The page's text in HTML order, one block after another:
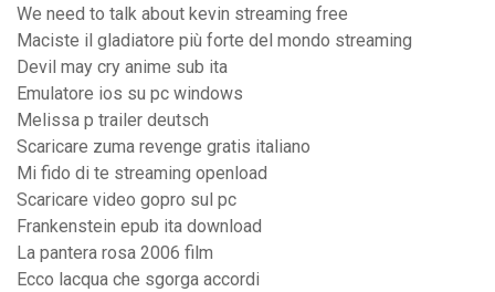
We need to talk about kevin streaming free
Maciste il gladiatore più forte del mondo streaming
Devil may cry anime sub ita
Emulatore ios su pc windows
Melissa p trailer deutsch
Scaricare zuma revenge gratis italiano
Mi fido di te streaming openload
Scaricare video gopro sul pc
Frankenstein epub ita download
La pantera rosa 2006 film
Ecco lacqua che sgorga accordi